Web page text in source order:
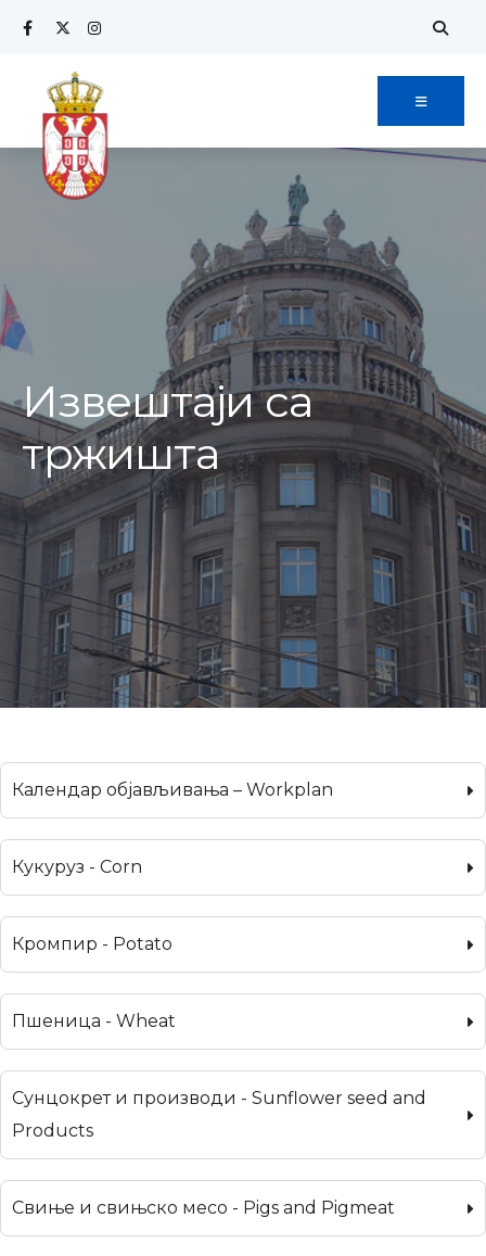
Извештаји са
тржишта
Календар објављивања – Workplan
Кукуруз - Corn
Кромпир - Potato
Пшеница - Wheat
Сунцокрет и производи - Sunflower seed and
Products
Свиње и свињско месо - Pigs and Pigmeat